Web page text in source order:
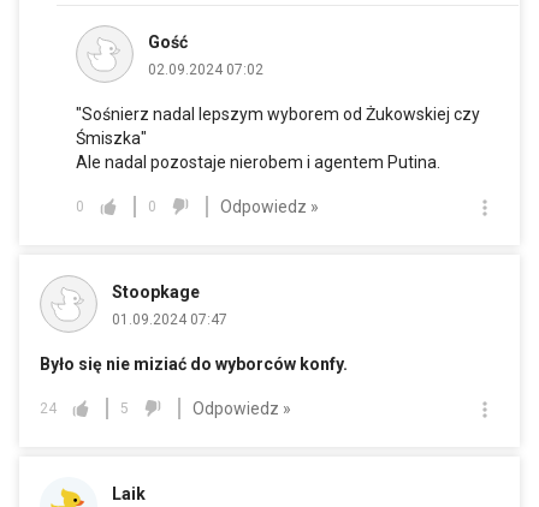
Gość
02.09.2024 07:02
"Sośnierz nadal lepszym wyborem od Żukowskiej czy
Śmiszka"
Ale nadal pozostaje nierobem i agentem Putina.
0 0 Odpowiedz »
Stoopkage
01.09.2024 07:47
Było się nie miziać do wyborców konfy.
24 5 Odpowiedz »
Laik